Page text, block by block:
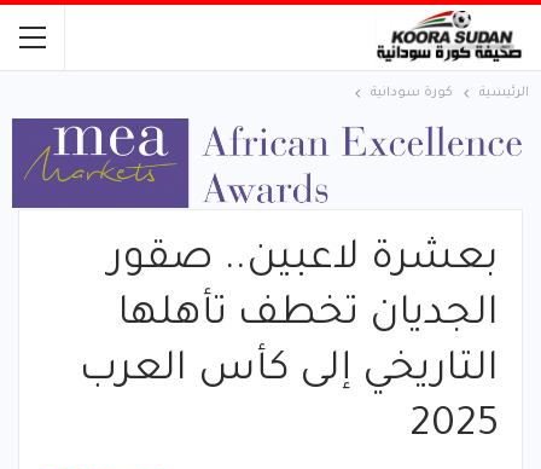
الرئيسية كورة سودانية
بعشرة لاعبين.. صقور
الجديان تخطف تأهلها
التاريخي إلى كأس العرب
2025